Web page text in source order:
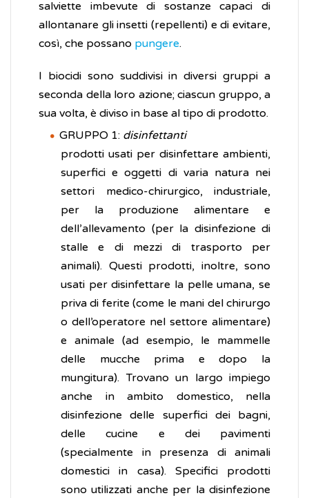
salviette imbevute di sostanze capaci di
allontanare gli insetti (repellenti) e di evitare,
così, che possano pungere.
I biocidi sono suddivisi in diversi gruppi a
seconda della loro azione; ciascun gruppo, a
sua volta, è diviso in base al tipo di prodotto.
GRUPPO 1: disinfettanti
prodotti usati per disinfettare ambienti,
superfici e oggetti di varia natura nei
settori medico-chirurgico, industriale,
per la produzione alimentare e
dell’allevamento (per la disinfezione di
stalle e di mezzi di trasporto per
animali). Questi prodotti, inoltre, sono
usati per disinfettare la pelle umana, se
priva di ferite (come le mani del chirurgo
o dell’operatore nel settore alimentare)
e animale (ad esempio, le mammelle
delle mucche prima e dopo la
mungitura). Trovano un largo impiego
anche in ambito domestico, nella
disinfezione delle superfici dei bagni,
delle cucine e dei pavimenti
(specialmente in presenza di animali
domestici in casa). Specifici prodotti
sono utilizzati anche per la disinfezione